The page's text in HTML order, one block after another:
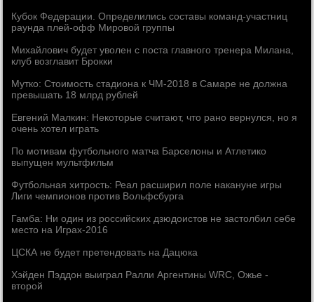
Кубок Федерации. Определились составы команд-участниц
раунда плей-офф Мировой группы
Михайлович будет уволен с поста главного тренера Милана,
клуб возглавит Брокки
Мутко: Стоимость стадиона к ЧМ-2018 в Самаре не должна
превышать 18 млрд рублей
Евгений Малкин: Некоторые считают, что рано вернулся, но я
очень хотел играть
По мотивам футбольного матча Барселоны и Атлетико
выпущен мультфильм
Футбольная хитрость: Реал расширил поле накануне игры
Лиги чемпионов против Вольфсбурга
Гамба: Ни один из российских дзюдоистов не застолбил себе
место на Играх-2016
ЦСКА не будет претендовать на Дацюка
Хэйден Пэддон выиграл Ралли Аргентины WRC, Ожье -
второй